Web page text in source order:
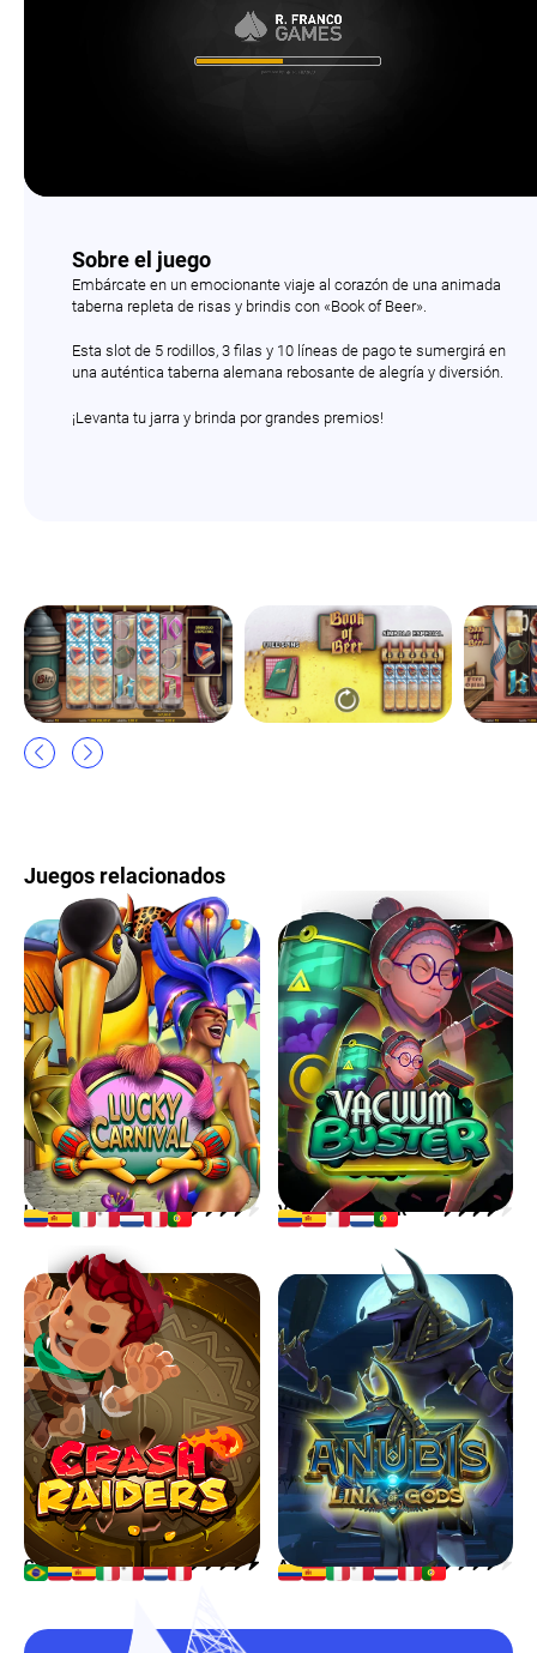
Sobre el juego
Embárcate en un emocionante viaje al corazón de una animada
taberna repleta de risas y brindis con «Book of Beer».
Esta slot de 5 rodillos, 3 filas y 10 líneas de pago te sumergirá en
una auténtica taberna alemana rebosante de alegría y diversión.
¡Levanta tu jarra y brinda por grandes premios!
Juegos relacionados
LUCKY CARNIVAL VACUUM BUSTER
CRASH RAIDERS ANUBIS